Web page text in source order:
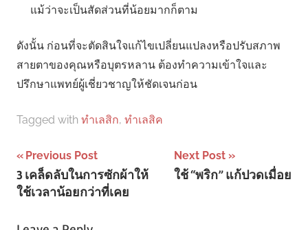
แม้ว่าจะเป็นสัดส่วนที่น้อยมากก็ตาม
ดังนั้น ก่อนที่จะตัดสินใจแก้ไขเปลี่ยนแปลงหรือปรับสภาพ
สายตาของคุณหรือบุตรหลาน ต้องทำความเข้าใจและ
ปรึกษาแพทย์ผู้เชี่ยวชาญให้ชัดเจนก่อน
Tagged with ทําเลสิก, ทําเลสิค
Post
navigation
Previous Post
3 เคล็ดลับในการซักผ้าให้
ใช้เวลาน้อยกว่าที่เคย
Next Post
ใช้ “พริก” แก้ปวดเมื่อย